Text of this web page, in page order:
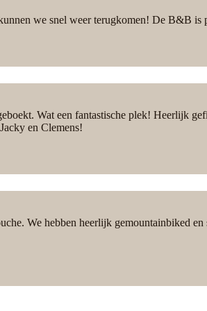
we snel weer terugkomen! De B&B
Wat een fantastische plek! Heerlijk
en Clemens!
We hebben heerlijk gemountainbiked